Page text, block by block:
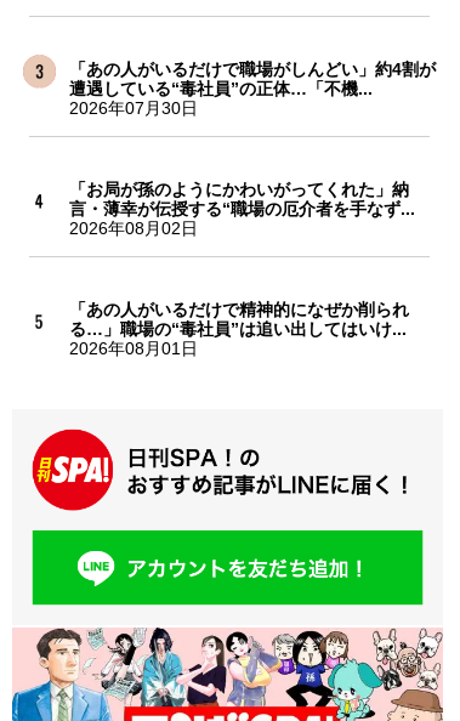
「あの人がいるだけで職場がしんどい」約4割が
遭遇している“毒社員”の正体…「不機...
2026年07月30日
「お局が孫のようにかわいがってくれた」納
言・薄幸が伝授する“職場の厄介者を手なず...
2026年08月02日
「あの人がいるだけで精神的になぜか削られ
る…」職場の“毒社員”は追い出してはいけ...
2026年08月01日